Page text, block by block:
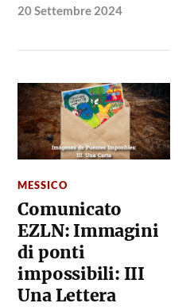
20 Settembre 2024
MESSICO
Comunicato
EZLN: Immagini
di ponti
impossibili: III
Una Lettera